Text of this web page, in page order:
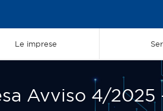
Le imprese
Avviso 4/